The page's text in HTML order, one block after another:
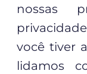
nossas
você tiver
lidamos